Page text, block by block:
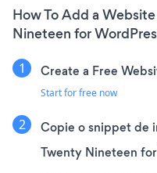
How To Add a
Nineteen for
Create a Free
Start for free now
Copie o snippet de
Twenty Nineteen